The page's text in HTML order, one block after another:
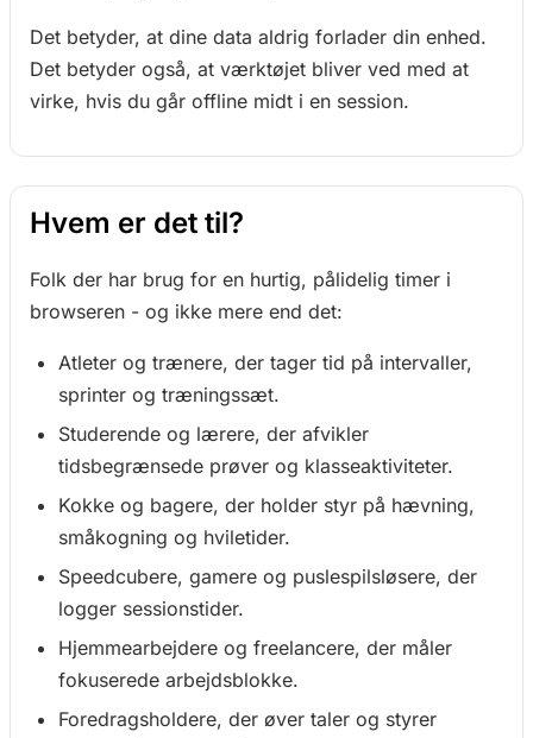
Det betyder, at dine data aldrig forlader din enhed.
Det betyder også, at værktøjet bliver ved med at
virke, hvis du går offline midt i en session.
Hvem er det til?
Folk der har brug for en hurtig, pålidelig timer i
browseren - og ikke mere end det:
Atleter og trænere, der tager tid på intervaller,
sprinter og træningssæt.
Studerende og lærere, der afvikler
tidsbegrænsede prøver og klasseaktiviteter.
Kokke og bagere, der holder styr på hævning,
småkogning og hviletider.
Speedcubere, gamere og puslespilsløsere, der
logger sessionstider.
Hjemmearbejdere og freelancere, der måler
fokuserede arbejdsblokke.
Foredragsholdere, der øver taler og styrer